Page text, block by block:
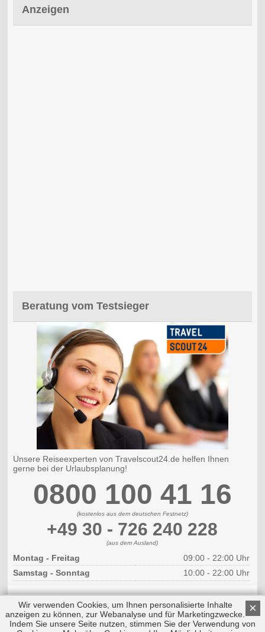
Anzeigen
Beratung vom Testsieger
Unsere Reiseexperten von Travelscout24.de helfen Ihnen
gerne bei der Urlaubsplanung!
0800 100 41 16
(kostenlos aus dem deutschen Festnetz)
+49 30 - 726 240 228
(aus dem Ausland)
Montag - Freitag
09:00 - 22:00 Uhr
Samstag - Sonntag
10:00 - 22:00 Uhr
×
Wir verwenden Cookies, um Ihnen personalisierte Inhalte
anzeigen zu können, zur Webanalyse und für Marketingzwecke.
Indem Sie unsere Seite nutzen, stimmen Sie der Verwendung von